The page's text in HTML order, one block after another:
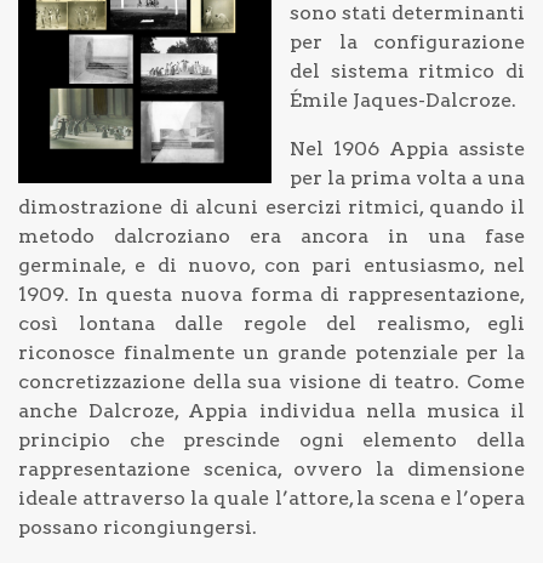
sono stati determinanti
per la configurazione
del sistema ritmico di
Émile Jaques-Dalcroze.
Nel 1906 Appia assiste
per la prima volta a una
dimostrazione di alcuni esercizi ritmici, quando il
metodo dalcroziano era ancora in una fase
germinale, e di nuovo, con pari entusiasmo, nel
1909. In questa nuova forma di rappresentazione,
così lontana dalle regole del realismo, egli
riconosce finalmente un grande potenziale per la
concretizzazione della sua visione di teatro. Come
anche Dalcroze, Appia individua nella musica il
principio che prescinde ogni elemento della
rappresentazione scenica, ovvero la dimensione
ideale attraverso la quale l’attore, la scena e l’opera
possano ricongiungersi.